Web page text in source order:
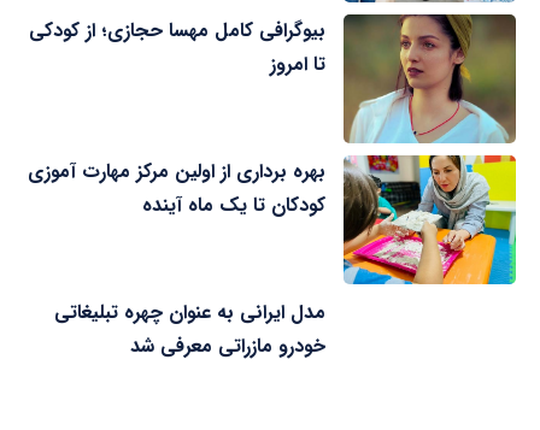
بیوگرافی کامل مهسا حجازی؛ از کودکی
تا امروز
بهره برداری از اولین مرکز مهارت آموزی
کودکان تا یک ماه آینده
مدل ایرانی به عنوان چهره تبلیغاتی
خودرو مازراتی معرفی شد